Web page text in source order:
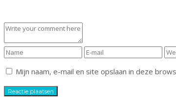
Mijn naam, e-mail en site opslaan in deze